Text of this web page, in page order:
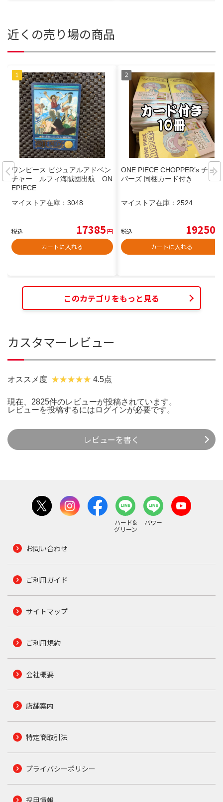
近くの売り場の商品
ワンピース ビジュアルアドベン
チャー ルフィ海賊団出航 ON
EPIECE
マイストア在庫： 3048
税込 17385円
カートに入れる
ONE PIECE CHOPPER’s チョッ
パーズ 同梱カード付き
マイストア在庫： 2524
税込 19250
カートに入れる
このカテゴリをもっと見る
カスタマーレビュー
オススメ度 4.5点
現在、2825件のレビューが投稿されています。
レビューを投稿するには ログインが必要です。
レビューを書く
ハード&
グリーン
パワー
お問い合わせ
ご利用ガイド
サイトマップ
ご利用規約
会社概要
店舗案内
特定商取引法
プライバシーポリシー
採用情報